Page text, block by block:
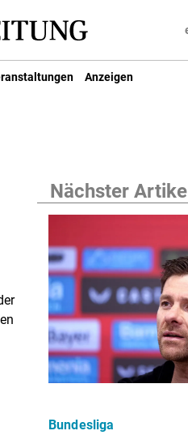
Anzeigen
Nächster Artikel
Bundesliga